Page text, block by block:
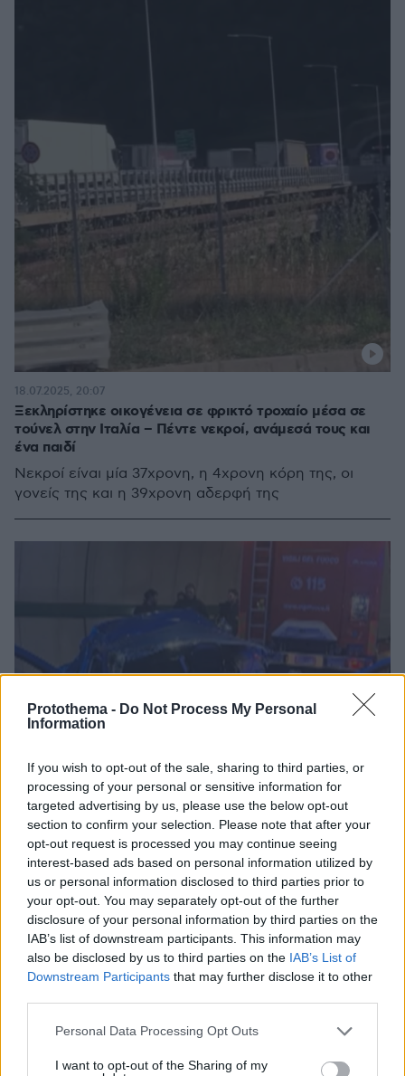
Protothema - Do Not Process My Personal
Information
If you wish to opt-out of the sale, sharing to third parties, or
processing of your personal or sensitive information for
targeted advertising by us, please use the below opt-out
section to confirm your selection. Please note that after your
opt-out request is processed you may continue seeing
interest-based ads based on personal information utilized by
us or personal information disclosed to third parties prior to
your opt-out. You may separately opt-out of the further
disclosure of your personal information by third parties on the
IAB’s list of downstream participants. This information may
also be disclosed by us to third parties on the IAB’s List of
Downstream Participants that may further disclose it to other
Please note that this website/app uses one or more Google
not limited to your visit or usage behaviour. You may click to
Personal Data Processing Opt Outs
I want to opt-out of the Sharing of my
Ξεκληρίστηκε οικογένεια σε φρικτό τροχαίο μέσα σε
τούνελ στην Ιταλία – Πέντε νεκροί, ανάμεσά τους και
ένα παιδί
Νεκροί είναι μία 37χρονη, η 4χρονη κόρη της, οι
γονείς της και η 39χρονη αδερφή της
18.07.2025, 20:07
Ξεκληρίστηκε οικογένεια στην Ιταλία: Στους 4 οι νεκροί
μετά τη σύγκρουση ΙΧ με φορτηγό μέσα σε σήραγγα
Ανάμεσα στα θύματα είναι και μία 4χρονη
16.07.2025, 22:33 2